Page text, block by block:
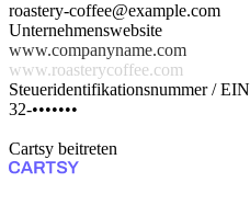
roastery-coffee@example.com
Unternehmenswebsite
www.roasterycoffee.com
Steueridentifikationsnummer / EIN
Cartsy beitreten